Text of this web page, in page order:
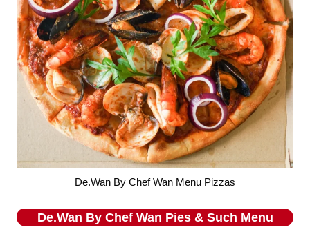
De.Wan By Chef Wan Menu Pizzas
De.Wan By Chef Wan Pies & Such Menu